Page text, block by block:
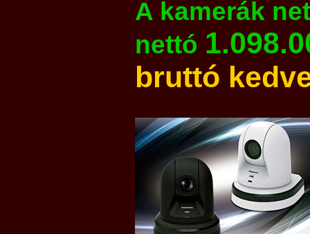
A kamerák
nettó
bruttó